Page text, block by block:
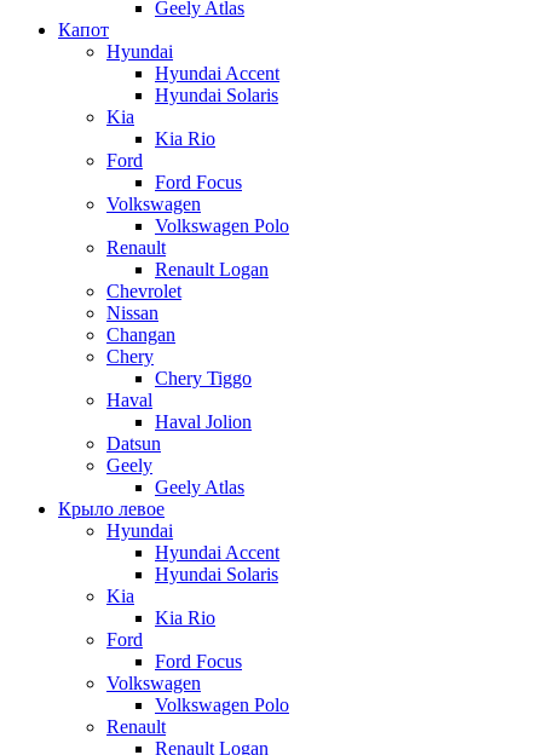
Geely Atlas
Капот
Hyundai
Hyundai Accent
Hyundai Solaris
Kia
Kia Rio
Ford
Ford Focus
Volkswagen
Volkswagen Polo
Renault
Renault Logan
Chevrolet
Nissan
Changan
Chery
Chery Tiggo
Haval
Haval Jolion
Datsun
Geely
Geely Atlas
Крыло левое
Hyundai
Hyundai Accent
Hyundai Solaris
Kia
Kia Rio
Ford
Ford Focus
Volkswagen
Volkswagen Polo
Renault
Renault Logan